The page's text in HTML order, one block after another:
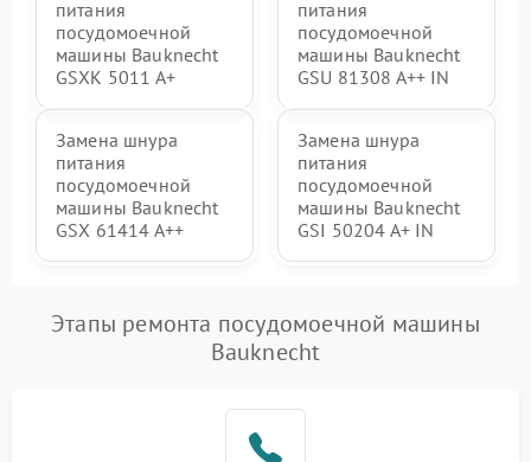
питания
посудомоечной
машины Bauknecht
GSXK 5011 A+
питания
посудомоечной
машины Bauknecht
GSU 81308 A++ IN
Замена шнура
питания
посудомоечной
машины Bauknecht
GSX 61414 A++
Замена шнура
питания
посудомоечной
машины Bauknecht
GSI 50204 A+ IN
Этапы ремонта посудомоечной машины
Bauknecht